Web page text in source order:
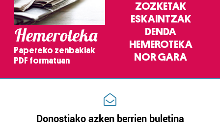
Hemeroteka
Papereko zenbakiak
PDF formatuan
ZOZKETAK
ESKAINTZAK
DENDA
HEMEROTEKA
NOR GARA
Donostiako azken berrien buletina